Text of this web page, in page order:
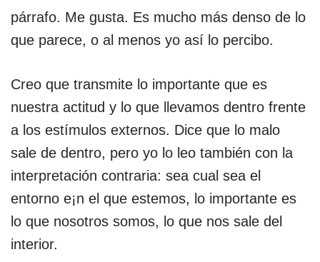
párrafo. Me gusta. Es mucho más denso de lo
que parece, o al menos yo así lo percibo.
Creo que transmite lo importante que es
nuestra actitud y lo que llevamos dentro frente
a los estímulos externos. Dice que lo malo
sale de dentro, pero yo lo leo también con la
interpretación contraria: sea cual sea el
entorno e¡n el que estemos, lo importante es
lo que nosotros somos, lo que nos sale del
interior.